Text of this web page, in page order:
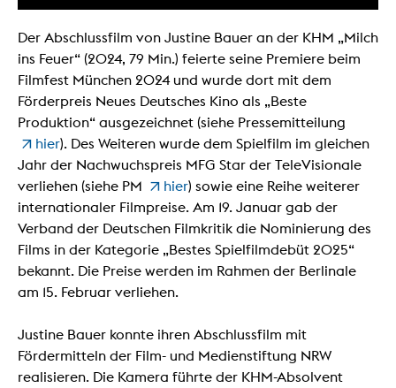
Der Abschlussfilm von Justine Bauer an der KHM „Milch
ins Feuer“ (2024, 79 Min.) feierte seine Premiere beim
Filmfest München 2024 und wurde dort mit dem
Förderpreis Neues Deutsches Kino als „Beste
Produktion“ ausgezeichnet (siehe Pressemitteilung
hier). Des Weiteren wurde dem Spielfilm im gleichen
Jahr der Nachwuchspreis MFG Star der TeleVisionale
verliehen (siehe PM
hier) sowie eine Reihe weiterer
internationaler Filmpreise. Am 19. Januar gab der
Verband der Deutschen Filmkritik die Nominierung des
Films in der Kategorie „Bestes Spielfilmdebüt 2025“
bekannt. Die Preise werden im Rahmen der Berlinale
am 15. Februar verliehen.
Justine Bauer konnte ihren Abschlussfilm mit
Fördermitteln der Film- und Medienstiftung NRW
realisieren. Die Kamera führte der KHM-Absolvent